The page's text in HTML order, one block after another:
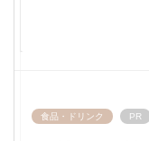
食品・ドリンク PR